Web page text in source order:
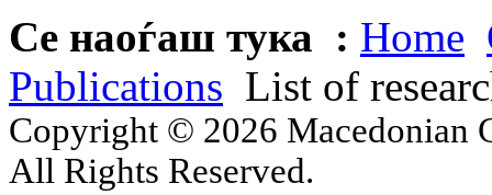
Се наоѓаш тука : Home
Publications List of
Copyright © 2026 Macedonian
All Rights Reserved.